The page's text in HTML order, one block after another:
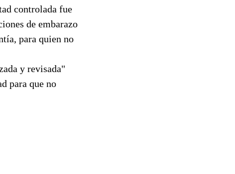
controlada fue
de embarazo
para quien no
y revisada"
para que no